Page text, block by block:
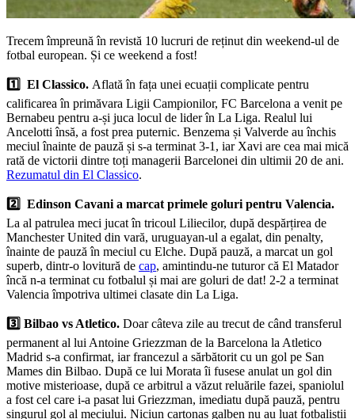
Trecem împreună în revistă 10 lucruri de reținut din weekend-ul de
fotbal european. Și ce weekend a fost!
1️⃣ El Classico. Aflată în fața unei ecuații complicate pentru
calificarea în primăvara Ligii Campionilor, FC Barcelona a venit pe
Bernabeu pentru a-și juca locul de lider în La Liga. Realul lui
Ancelotti însă, a fost prea puternic. Benzema și Valverde au închis
meciul înainte de pauză și s-a terminat 3-1, iar Xavi are cea mai mică
rată de victorii dintre toți managerii Barcelonei din ultimii 20 de ani.
Rezumatul din El Classico.
2️⃣ Edinson Cavani a marcat primele goluri pentru Valencia.
La al patrulea meci jucat în tricoul Liliecilor, după despărțirea de
Manchester United din vară, uruguayan-ul a egalat, din penalty,
înainte de pauză în meciul cu Elche. După pauză, a marcat un gol
superb, dintr-o lovitură de cap, amintindu-ne tuturor că El Matador
încă n-a terminat cu fotbalul și mai are goluri de dat! 2-2 a terminat
Valencia împotriva ultimei clasate din La Liga.
3️⃣ Bilbao vs Atletico. Doar câteva zile au trecut de când transferul
permanent al lui Antoine Griezzman de la Barcelona la Atletico
Madrid s-a confirmat, iar francezul a sărbătorit cu un gol pe San
Mames din Bilbao. După ce lui Morata îi fusese anulat un gol din
motive misterioase, după ce arbitrul a văzut reluările fazei, spaniolul
a fost cel care i-a pasat lui Griezzman, imediatu după pauză, pentru
singurul gol al meciului. Niciun cartonaș galben nu au luat fotbaliștii